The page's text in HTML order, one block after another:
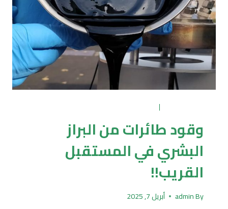
|
وقود طائرات من البراز
البشري في المستقبل
القريب!!
By
admin أبريل 7, 2025